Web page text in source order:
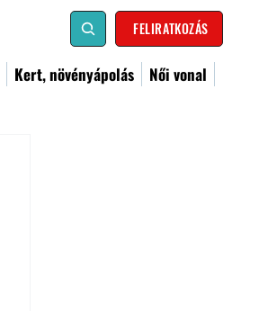
FELIRATKOZÁS
Kert, növényápolás
Női vonal